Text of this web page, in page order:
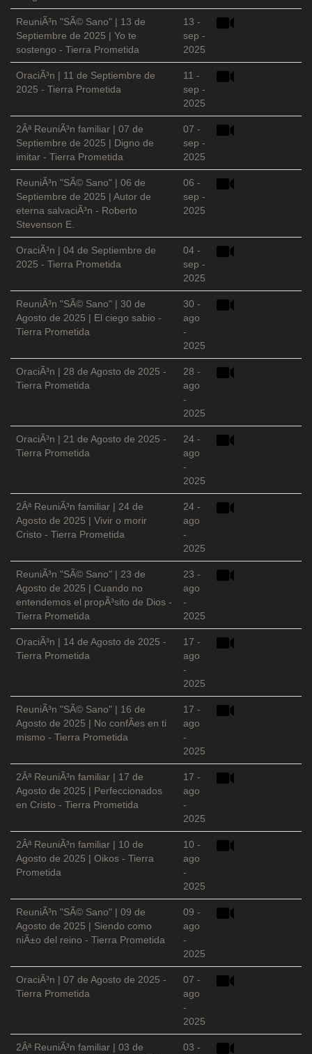
ReuniÃ³n "SÃ© Sano" | 13 de
Septiembre de 2025 | Yo te
sostengo - Tierra Prometida
13 -
sep -
2025
OraciÃ³n | 11 de Septiembre de
2025 - Tierra Prometida
11 -
sep -
2025
2Âª ReuniÃ³n familiar | 07 de
Septiembre de 2025 | Digno de
imitar - Tierra Prometida
07 -
sep -
2025
ReuniÃ³n "SÃ© Sano" | 06 de
Septiembre de 2025 | Autor de
eterna salvaciÃ³n - Roberto
Stevenson E.
06 -
sep -
2025
OraciÃ³n | 04 de Septiembre de
2025 - Tierra Prometida
04 -
sep -
2025
ReuniÃ³n "SÃ© Sano" | 30 de
Agosto de 2025 | El ciego sabio -
Tierra Prometida
30 -
ago
-
2025
OraciÃ³n | 28 de Agosto de 2025 -
Tierra Prometida
28 -
ago
-
2025
OraciÃ³n | 21 de Agosto de 2025 -
Tierra Prometida
24 -
ago
-
2025
2Âª ReuniÃ³n familiar | 24 de
Agosto de 2025 | Vivir o morir
Cristo - Tierra Prometida
24 -
ago
-
2025
ReuniÃ³n "SÃ© Sano" | 23 de
Agosto de 2025 | Cuando no
entendemos el propÃ³sito de Dios -
Tierra Prometida
23 -
ago
-
2025
OraciÃ³n | 14 de Agosto de 2025 -
Tierra Prometida
17 -
ago
-
2025
ReuniÃ³n "SÃ© Sano" | 16 de
Agosto de 2025 | No confÃ­es en ti
mismo - Tierra Prometida
17 -
ago
-
2025
2Âª ReuniÃ³n familiar | 17 de
Agosto de 2025 | Perfeccionados
en Cristo - Tierra Prometida
17 -
ago
-
2025
2Âª ReuniÃ³n familiar | 10 de
Agosto de 2025 | Oikos - Tierra
Prometida
10 -
ago
-
2025
ReuniÃ³n "SÃ© Sano" | 09 de
Agosto de 2025 | Siendo como
niÃ±o del reino - Tierra Prometida
09 -
ago
-
2025
OraciÃ³n | 07 de Agosto de 2025 -
Tierra Prometida
07 -
ago
-
2025
2Âª ReuniÃ³n familiar | 03 de
03 -